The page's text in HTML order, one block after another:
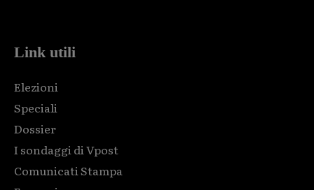
Link utili
Elezioni
Speciali
Dossier
I sondaggi di Vpost
Comunicati Stampa